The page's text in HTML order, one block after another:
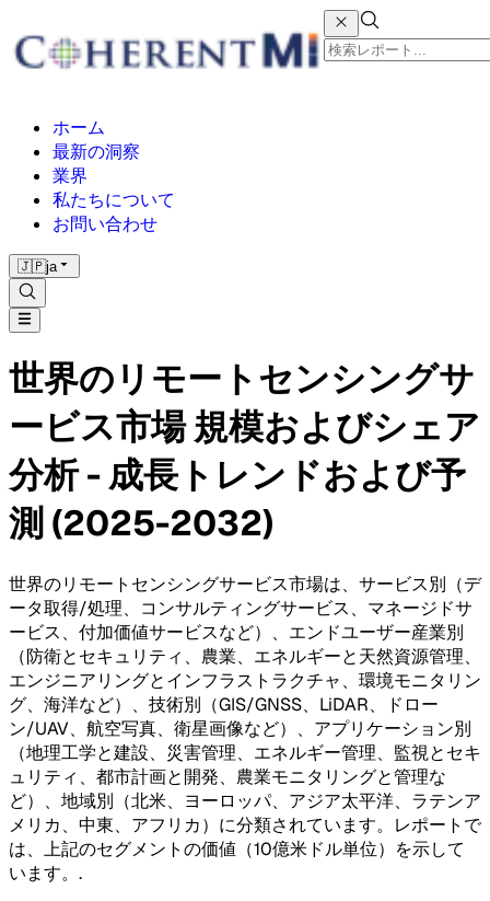
ホーム
最新の洞察
業界
私たちについて
お問い合わせ
🇯🇵ja
世界のリモートセンシングサ
ービス市場 規模およびシェア
分析 - 成長トレンドおよび予
測 (2025-2032)
世界のリモートセンシングサービス市場は、サービス別（デ
ータ取得/処理、コンサルティングサービス、マネージドサ
ービス、付加価値サービスなど）、エンドユーザー産業別
（防衛とセキュリティ、農業、エネルギーと天然資源管理、
エンジニアリングとインフラストラクチャ、環境モニタリン
グ、海洋など）、技術別（GIS/GNSS、LiDAR、ドロー
ン/UAV、航空写真、衛星画像など）、アプリケーション別
（地理工学と建設、災害管理、エネルギー管理、監視とセキ
ュリティ、都市計画と開発、農業モニタリングと管理な
ど）、地域別（北米、ヨーロッパ、アジア太平洋、ラテンア
メリカ、中東、アフリカ）に分類されています。レポートで
は、上記のセグメントの価値（10億米ドル単位）を示して
います。 .